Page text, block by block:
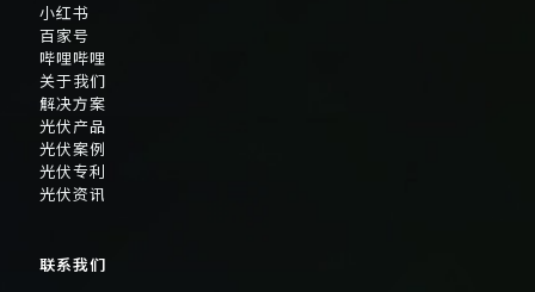
小红书
百家号
哔哩哔哩
关于我们
解决方案
光伏产品
光伏案例
光伏专利
光伏资讯
联系我们